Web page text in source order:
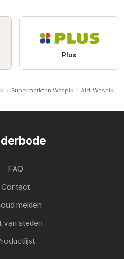
Plus
Supermarkten Waspik Aldi Waspik
FAQ
Contact
melden
van steden